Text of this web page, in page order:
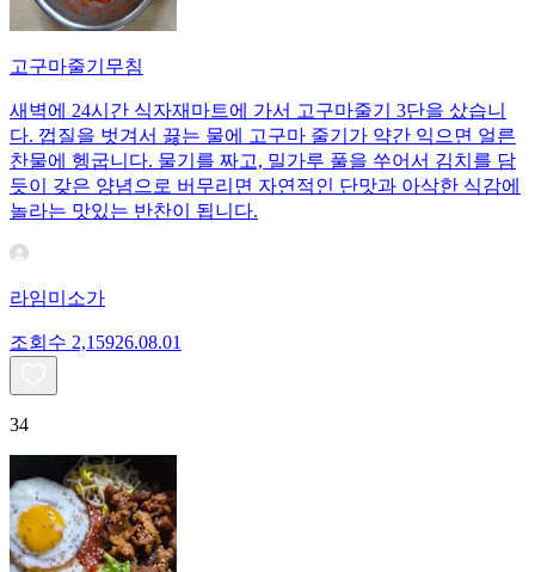
고구마줄기무침
새벽에 24시간 식자재마트에 가서 고구마줄기 3단을 샀습니
다. 껍질을 벗겨서 끓는 물에 고구마 줄기가 약간 익으면 얼른
찬물에 헹굽니다. 물기를 짜고, 밀가루 풀을 쑤어서 김치를 담
듯이 갖은 양념으로 버무리면 자연적인 단맛과 아삭한 식감에
놀라는 맛있는 반찬이 됩니다.
라임미소가
조회수 2,15926.08.01
34